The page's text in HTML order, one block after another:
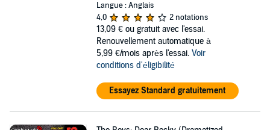
Langue : Anglais
4,0
2 notations
13,09 € ou gratuit avec l'essai.
Renouvellement automatique à
5,99 €/mois après l'essai. Voir
conditions d'éligibilité
Essayez Standard gratuitement